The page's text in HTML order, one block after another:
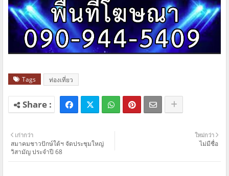
Tags ท่องเที่ยว
ใหม่กว่า
ไม่มีชื่อ
เก่ากว่า
สมาคมชาวปักษ์ใต้ฯ จัดประชุมใหญ่
วิสามัญ ประจำปี 68